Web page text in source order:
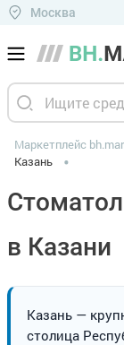
Москва
Маркетплейс
Казань
в Казани
Казань —
столица